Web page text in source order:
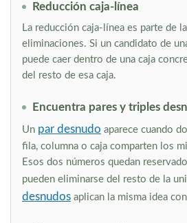
Reducción caja-línea
La reducción caja-línea es parte de
eliminaciones. Si un candidato de
puede caer dentro de una caja
del resto de esa caja.
Encuentra pares y triples
Un par desnudo aparece cuando
fila, columna o caja comparten los
Esos dos números quedan
pueden eliminarse del resto de la
desnudos aplican la misma idea